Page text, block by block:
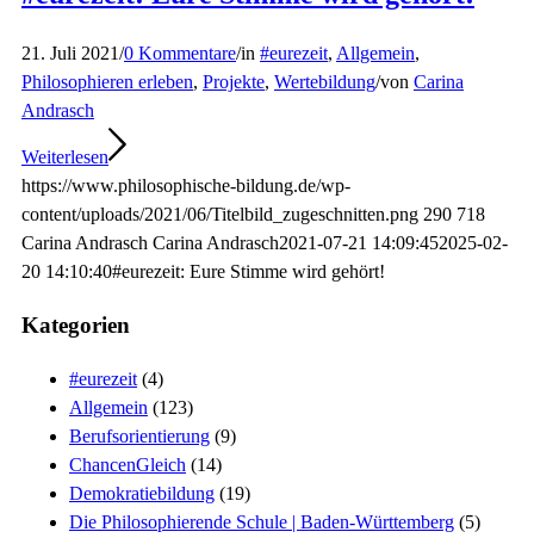
21. Juli 2021/0 Kommentare/in #eurezeit, Allgemein,
Philosophieren erleben, Projekte, Wertebildung/von Carina
Andrasch
Weiterlesen
https://www.philosophische-bildung.de/wp-
content/uploads/2021/06/Titelbild_zugeschnitten.png 290 718
Carina Andrasch Carina Andrasch2021-07-21 14:09:452025-02-
20 14:10:40#eurezeit: Eure Stimme wird gehört!
Kategorien
#eurezeit (4)
Allgemein (123)
Berufsorientierung (9)
ChancenGleich (14)
Demokratiebildung (19)
Die Philosophierende Schule | Baden-Württemberg (5)